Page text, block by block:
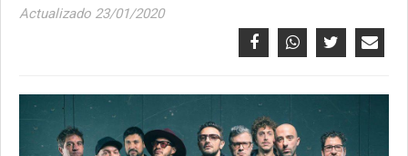
Actualizado 23/01/2020